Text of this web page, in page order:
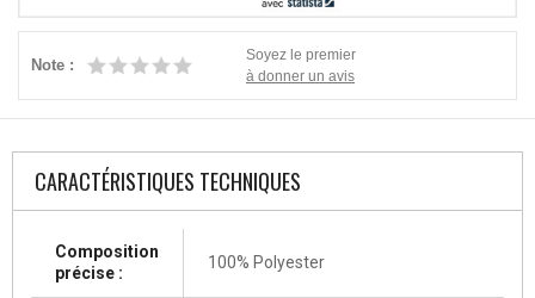
Note :
Soyez le premier
à donner un avis
CARACTÉRISTIQUES TECHNIQUES
Composition
précise :
100% Polyester